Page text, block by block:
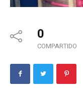
0
COMPARTIDO